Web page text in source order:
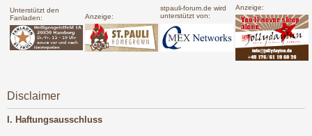
Unterstützt den
Fanladen:
Anzeige:
stpauli-forum.de wird
unterstützt von:
Anzeige:
Disclaimer
I. Haftungsausschluss